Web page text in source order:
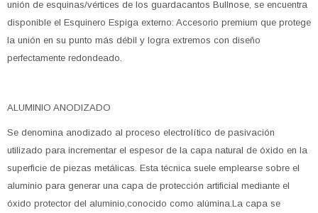
unión de esquinas/vértices de los guardacantos Bullnose, se encuentra
disponible el Esquinero Espiga externo: Accesorio premium que protege
la unión en su punto más débil y logra extremos con diseño
perfectamente redondeado.
ALUMINIO ANODIZADO
Se denomina anodizado al proceso electrolítico de pasivación
utilizado para incrementar el espesor de la capa natural de óxido en la
superficie de piezas metálicas. Esta técnica suele emplearse sobre el
aluminio para generar una capa de protección artificial mediante el
óxido protector del aluminio,conocido como alúmina.La capa se